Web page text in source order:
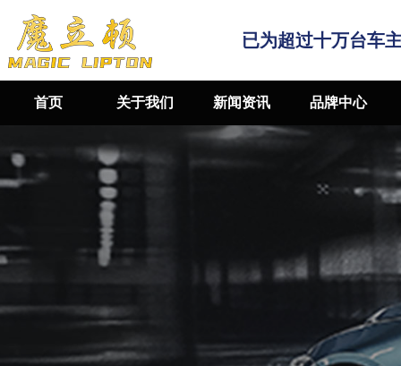
已为超过十万台车
首页 关于我们 新闻资讯 品牌中心